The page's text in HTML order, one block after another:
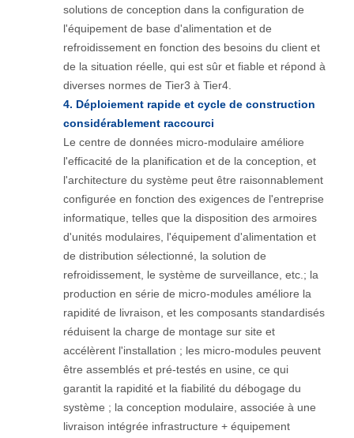
solutions de conception dans la configuration de
l'équipement de base d'alimentation et de
refroidissement en fonction des besoins du client et
de la situation réelle, qui est sûr et fiable et répond à
diverses normes de Tier3 à Tier4.
4. Déploiement rapide et cycle de construction
considérablement raccourci
Le centre de données micro-modulaire améliore
l'efficacité de la planification et de la conception, et
l'architecture du système peut être raisonnablement
configurée en fonction des exigences de l'entreprise
informatique, telles que la disposition des armoires
d'unités modulaires, l'équipement d'alimentation et
de distribution sélectionné, la solution de
refroidissement, le système de surveillance, etc.; la
production en série de micro-modules améliore la
rapidité de livraison, et les composants standardisés
réduisent la charge de montage sur site et
accélèrent l'installation ; les micro-modules peuvent
être assemblés et pré-testés en usine, ce qui
garantit la rapidité et la fiabilité du débogage du
système ; la conception modulaire, associée à une
livraison intégrée infrastructure + équipement